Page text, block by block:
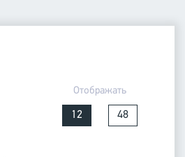
Отображать
12 48